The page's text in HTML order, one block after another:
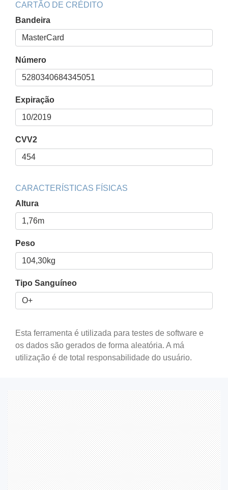
CARTÃO DE CRÉDITO
Bandeira
Número
Expiração
CVV2
CARACTERÍSTICAS FÍSICAS
Altura
Peso
Tipo Sanguíneo
Esta ferramenta é utilizada para testes de software e
os dados são gerados de forma aleatória. A má
utilização é de total responsabilidade do usuário.